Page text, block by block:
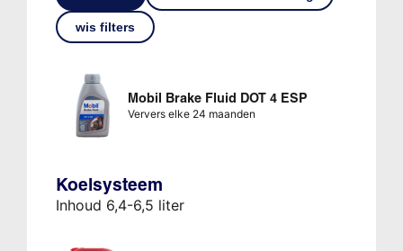
wis filters
Mobil Brake Fluid DOT 4 ESP
Ververs elke 24 maanden
Koelsysteem
Inhoud 6,4-6,5 liter